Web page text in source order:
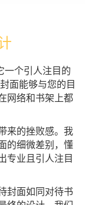
个引人注目的
面能够与您的目
网络和书架上都
来的挫败感。我
的细微差别，懂
专业且引人注目
封面如同对待书